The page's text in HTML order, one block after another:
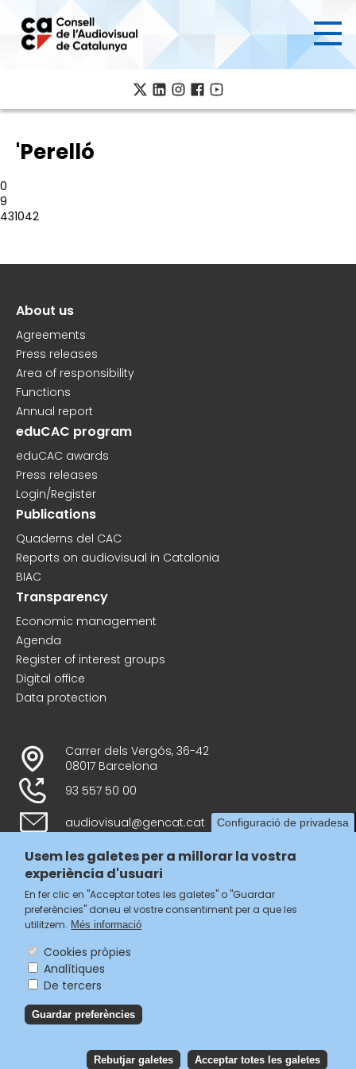
main
content
'Perelló
0
9
431042
Peu
About us
Agreements
Press releases
Area of responsibility
Functions
Annual report
eduCAC program
eduCAC awards
Press releases
Login/Register
Publications
Quaderns del CAC
Reports on audiovisual in Catalonia
BIAC
Transparency
Economic management
Agenda
Register of interest groups
Digital office
Data protection
Carrer dels Vergós, 36-42
08017 Barcelona
93 557 50 00
audiovisual@gencat.cat
Follow us
Menú
legal
Accessibilitat
Política de galetes
Configuració de privadesa
Usem les galetes per a millorar la vostra
experiència d'usuari
En fer clic en "Acceptar totes les galetes" o "Guardar
preferències" doneu el vostre consentiment per a que les
utilitzem. Més informació
Cookies pròpies
Analítiques
De tercers
Guardar preferències
Rebutjar galetes Acceptar totes les galetes